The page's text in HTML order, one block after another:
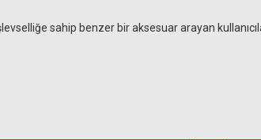
sahip benzer bir aksesuar arayan